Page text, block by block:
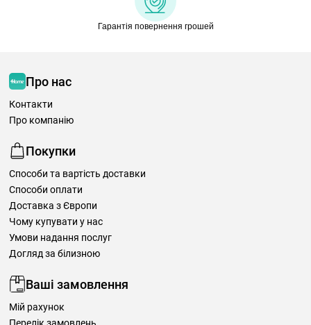
Гарантія повернення грошей
Про нас
Контакти
Про компанію
Покупки
Способи та вартість доставки
Способи оплати
Доставка з Європи
Чому купувати у нас
Умови надання послуг
Догляд за білизною
Ваші замовлення
Мій рахунок